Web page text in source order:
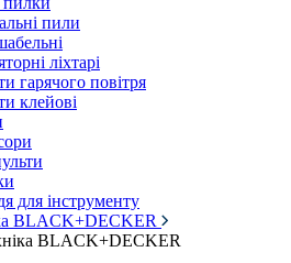
пили
ліхтарі
гарячого повітря
клейові
для інструменту
BLACK+DECKER
BLACK+DECKER